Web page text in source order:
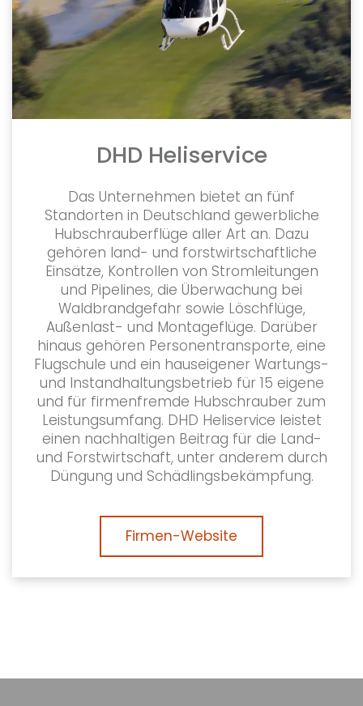
DHD Heliservice
Das Unternehmen bietet an fünf
Standorten in Deutschland gewerbliche
Hubschrauberflüge aller Art an. Dazu
gehören land- und forstwirtschaftliche
Einsätze, Kontrollen von Stromleitungen
und Pipelines, die Überwachung bei
Waldbrandgefahr sowie Löschflüge,
Außenlast- und Montageflüge. Darüber
hinaus gehören Personentransporte, eine
Flugschule und ein hauseigener Wartungs-
und Instandhaltungsbetrieb für 15 eigene
und für firmenfremde Hubschrauber zum
Leistungsumfang. DHD Heliservice leistet
einen nachhaltigen Beitrag für die Land-
und Forstwirtschaft, unter anderem durch
Düngung und Schädlingsbekämpfung.
Firmen-Website